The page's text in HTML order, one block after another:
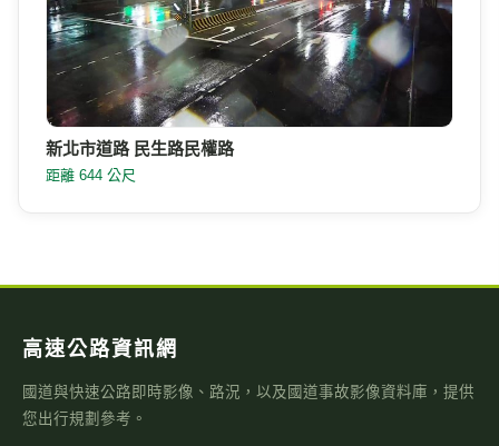
新北市道路 民生路民權路
距離 644 公尺
高速公路資訊網
國道與快速公路即時影像、路況，以及國道事故影像資料庫，提供
您出行規劃參考。